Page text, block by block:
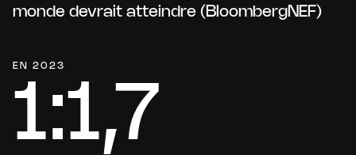
monde devrait atteindre (BloombergNEF)
EN 2023
1:1,7